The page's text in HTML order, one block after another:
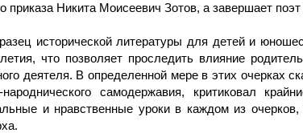
приказа Никита Моисеевич Зотов, а завершает
исторической литературы для детей и
что позволяет проследить влияние
деятеля. В определенной мере в этих очерках
самодержавия, критиковал
и нравственные уроки в каждом из